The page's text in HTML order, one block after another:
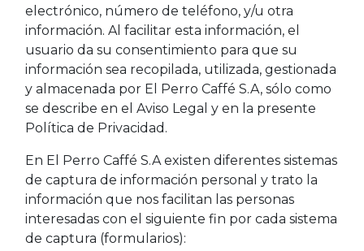
electrónico, número de teléfono, y/u otra
información. Al facilitar esta información, el
usuario da su consentimiento para que su
información sea recopilada, utilizada, gestionada
y almacenada por El Perro Caffé S.A, sólo como
se describe en el Aviso Legal y en la presente
Política de Privacidad.
En El Perro Caffé S.A existen diferentes sistemas
de captura de información personal y trato la
información que nos facilitan las personas
interesadas con el siguiente fin por cada sistema
de captura (formularios):